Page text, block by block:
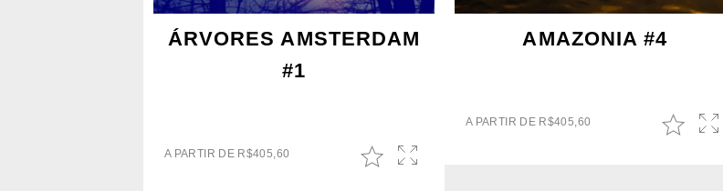
ÁRVORES AMSTERDAM
#1
A PARTIR DE R$405,60
AMAZONIA #4
A PARTIR DE R$405,60